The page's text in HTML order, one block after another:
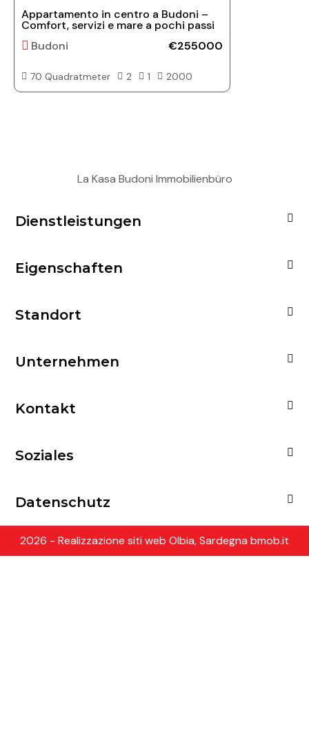
Appartamento in centro a Budoni –
Comfort, servizi e mare a pochi passi
Budoni
€255000
70 Quadratmeter 2 1 2000
La Kasa Budoni Immobilienbüro
Dienstleistungen
Eigenschaften
Standort
Unternehmen
Kontakt
Soziales
Datenschutz
2026 - Realizzazione siti web Olbia, Sardegna bmob.it